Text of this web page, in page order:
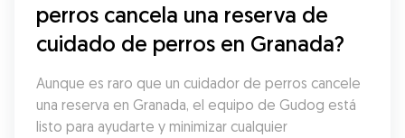
perros cancela una reserva de
cuidado de perros en Granada?
Aunque es raro que un cuidador de perros cancele
una reserva en Granada, el equipo de Gudog está
listo para ayudarte y minimizar cualquier